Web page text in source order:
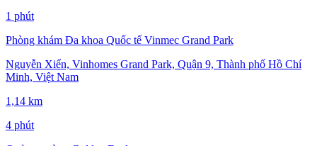
1 phút
Phòng khám Đa khoa Quốc tế Vinmec Grand Park
Nguyễn Xiển, Vinhomes Grand Park, Quận 9, Thành phố Hồ Chí
Minh, Việt Nam
1,14 km
4 phút